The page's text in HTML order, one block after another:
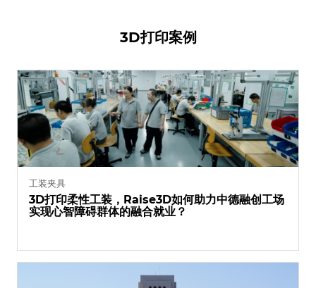
3D打印案例
工装夹具
3D打印柔性工装，Raise3D如何助力中德融创工场
实现心智障碍群体的融合就业？